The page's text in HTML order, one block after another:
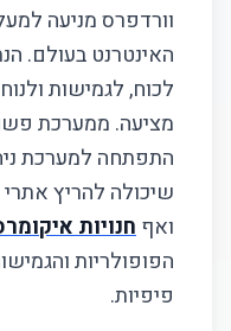
היתרונות שלנו
עיצוב מותאם
אבטחה מתקדמת
תחזוקה ותמיכה
היתרונות שלנו
האינטרנט בעולם.
לכוח, לגמישות
מציעה. ממערכת
שיכולה להריץ אתרי
ואףחנויות
הפופולריות
פיפיות.